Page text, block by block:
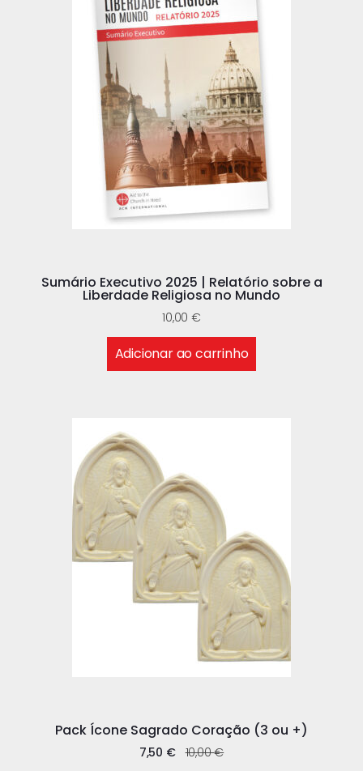
Sumário Executivo 2025 | Relatório sobre a
Liberdade Religiosa no Mundo
10,00 €
Adicionar ao carrinho
Pack Ícone Sagrado Coração (3 ou +)
10,00€
7,50 €